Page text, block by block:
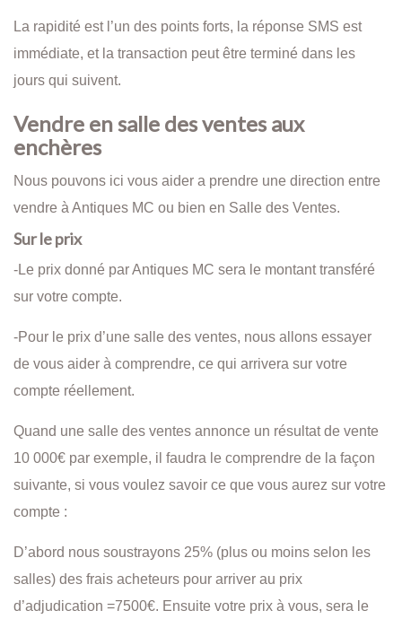
La rapidité est l’un des points forts, la réponse SMS est
immédiate, et la transaction peut être terminé dans les
jours qui suivent.
Vendre en salle des ventes aux
enchères
Nous pouvons ici vous aider a prendre une direction entre
vendre à Antiques MC ou bien en Salle des Ventes.
Sur le prix
-Le prix donné par Antiques MC sera le montant transféré
sur votre compte.
-Pour le prix d’une salle des ventes, nous allons essayer
de vous aider à comprendre, ce qui arrivera sur votre
compte réellement.
Quand une salle des ventes annonce un résultat de vente
10 000€ par exemple, il faudra le comprendre de la façon
suivante, si vous voulez savoir ce que vous aurez sur votre
compte :
D’abord nous soustrayons 25% (plus ou moins selon les
salles) des frais acheteurs pour arriver au prix
d’adjudication =7500€. Ensuite votre prix à vous, sera le